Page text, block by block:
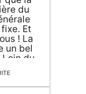
du
Et
! La
un bel
du
se
jour. Et